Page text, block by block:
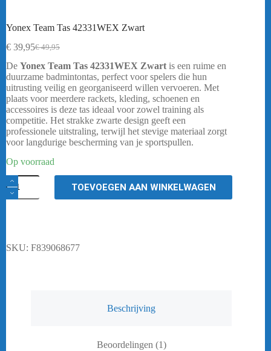
Yonex Team Tas 42331WEX Zwart
€49,95
Oorspronkelijke
prijs
was:
€ 49,95.
€ 39,95Huidige
prijs
is:
€ 39,95.
De Yonex Team Tas 42331WEX Zwart is een ruime en
duurzame badmintontas, perfect voor spelers die hun
uitrusting veilig en georganiseerd willen vervoeren. Met
plaats voor meerdere rackets, kleding, schoenen en
accessoires is deze tas ideaal voor zowel training als
competitie. Het strakke zwarte design geeft een
professionele uitstraling, terwijl het stevige materiaal zorgt
voor langdurige bescherming van je sportspullen.
Op voorraad
Yonex
Team
Tas
TOEVOEGEN AAN WINKELWAGEN
SKU: F839068677
Beschrijving
Beoordelingen (1)